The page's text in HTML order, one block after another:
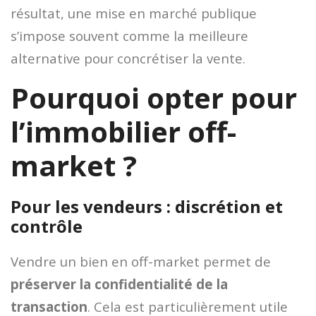
résultat, une mise en marché publique
s’impose souvent comme la meilleure
alternative pour concrétiser la vente.
Pourquoi opter pour
l’immobilier off-
market ?
Pour les vendeurs : discrétion et
contrôle
Vendre un bien en off-market permet de
préserver la confidentialité de la
transaction. Cela est particulièrement utile